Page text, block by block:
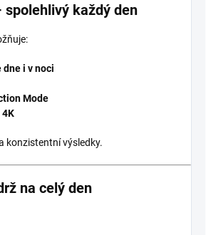
spolehlivý každý den
i v noci
Mode
4K
konzistentní výsledky.
na celý den